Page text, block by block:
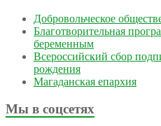
Добровольческое
Благотворительная
беременным
Всероссийский сбор
рождения
Магаданская епархия
Мы в соцсетях